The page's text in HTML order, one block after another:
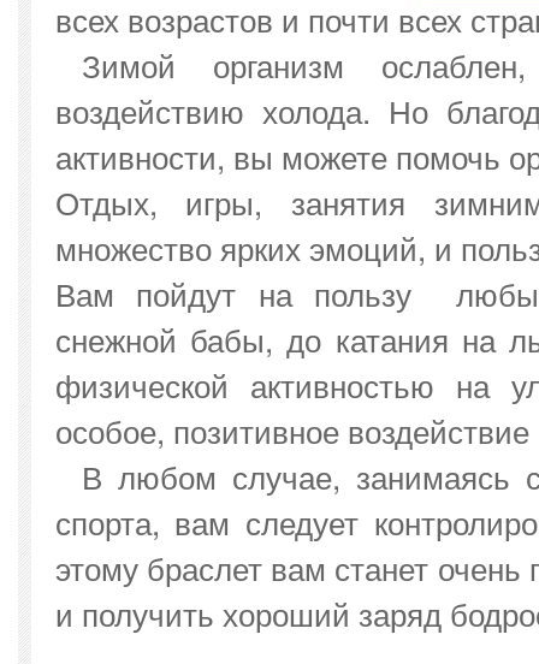
всех возрастов и почти всех
Зимой организм
воздействию холода. Но
активности, вы можете помочь
Отдых, игры, занятия
множество ярких эмоций, и
Вам пойдут на пользу
снежной бабы, до катания на
физической активностью на
особое, позитивное
В любом случае, занимаясь
спорта, вам следует
этому браслет вам станет
и получить хороший заряд